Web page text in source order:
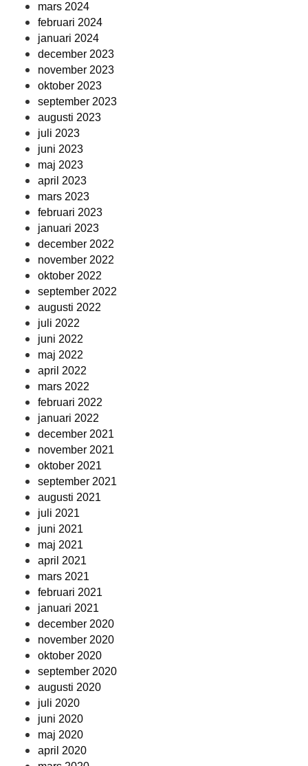
mars 2024
februari 2024
januari 2024
december 2023
november 2023
oktober 2023
september 2023
augusti 2023
juli 2023
juni 2023
maj 2023
april 2023
mars 2023
februari 2023
januari 2023
december 2022
november 2022
oktober 2022
september 2022
augusti 2022
juli 2022
juni 2022
maj 2022
april 2022
mars 2022
februari 2022
januari 2022
december 2021
november 2021
oktober 2021
september 2021
augusti 2021
juli 2021
juni 2021
maj 2021
april 2021
mars 2021
februari 2021
januari 2021
december 2020
november 2020
oktober 2020
september 2020
augusti 2020
juli 2020
juni 2020
maj 2020
april 2020